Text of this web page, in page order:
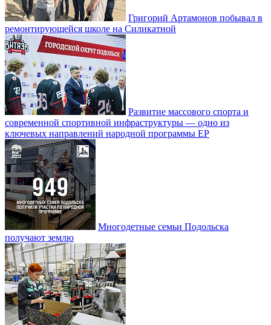
Григорий Артамонов побывал в
ремонтирующейся школе на Силикатной
Развитие массового спорта и
современной спортивной инфраструктуры — одно из
ключевых направлений народной программы ЕР
Многодетные семьи Подольска
получают землю